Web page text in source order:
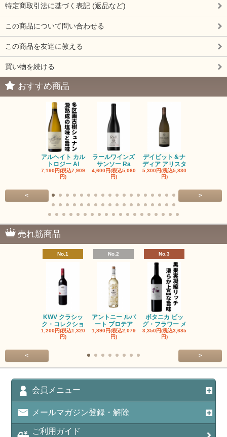
特定商取引法に基づく表記 (返品など)
この商品について問い合わせる
この商品を友達に教える
買い物を続ける
おすすめ商品
アルヘイト カル
トロジー Al
7,190円(税込7,909
円)
ラールワインズ
サンソー Ra
4,600円(税込5,060
円)
デイビット＆ナ
ディア アリスタ
5,300円(税込5,830
円)
< >
売れ筋商品
No.1
KWV クラシッ
ク・コレクショ
1,200円(税込1,320
円)
No.2
アントニー ルパ
ート プロテア
1,890円(税込2,079
円)
No.3
ボタニカ ビッ
グ・フラワー メ
3,350円(税込3,685
円)
< >
会員メニュー
メールマガジン登録・解除
ご利用ガイド